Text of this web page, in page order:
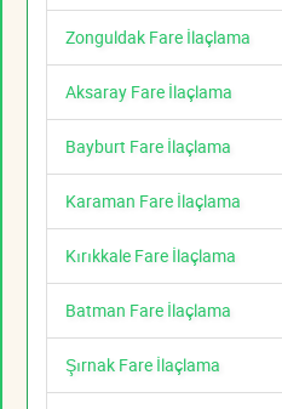
Zonguldak Fare İlaçlama
Aksaray Fare İlaçlama
Bayburt Fare İlaçlama
Karaman Fare İlaçlama
Kırıkkale Fare İlaçlama
Batman Fare İlaçlama
Şırnak Fare İlaçlama